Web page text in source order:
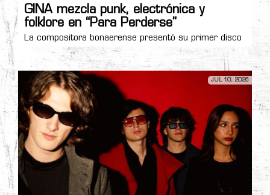
GINA mezcla punk, electrónica y
folklore en “Para Perderse”
La compositora bonaerense presentó su primer disco
JUL 10, 2026